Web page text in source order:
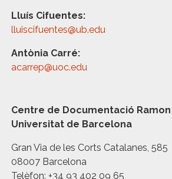
Lluís Cifuentes:
lluiscifuentes@ub.edu
Antònia Carré:
acarrep@uoc.edu
Centre de Documentació
Universitat de Barcelona
Gran Via de les Corts Catalanes, 585
08007 Barcelona
Telèfon: +34 93 402 09 65